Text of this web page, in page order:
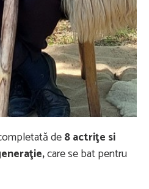
de8 actriţe si
care se bat pentru